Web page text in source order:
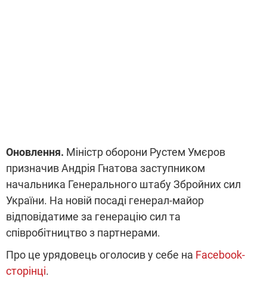
Оновлення. Міністр оборони Рустем Умєров
призначив Андрія Гнатова заступником
начальника Генерального штабу Збройних сил
України. На новій посаді генерал-майор
відповідатиме за генерацію сил та
співробітництво з партнерами.
Про це урядовець оголосив у себе на Facebook-
сторінці.